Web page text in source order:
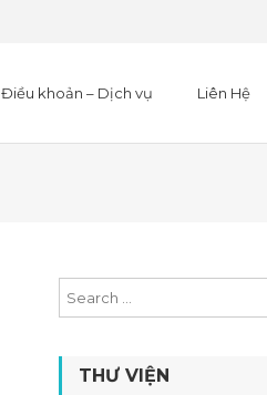
Điều khoản – Dịch vụ Liên Hệ
THƯ VIỆN